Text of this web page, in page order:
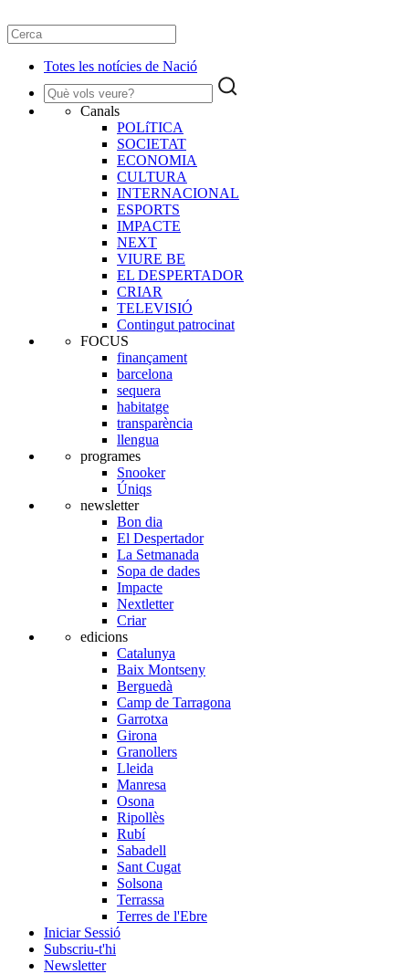
Totes les notícies de Nació
Canals
POLíTICA
SOCIETAT
ECONOMIA
CULTURA
INTERNACIONAL
ESPORTS
IMPACTE
NEXT
VIURE BE
EL DESPERTADOR
CRIAR
TELEVISIÓ
Contingut patrocinat
FOCUS
finançament
barcelona
sequera
habitatge
transparència
llengua
programes
Snooker
Úniqs
newsletter
Bon dia
El Despertador
La Setmanada
Sopa de dades
Impacte
Nextletter
Criar
edicions
Catalunya
Baix Montseny
Berguedà
Camp de Tarragona
Garrotxa
Girona
Granollers
Lleida
Manresa
Osona
Ripollès
Rubí
Sabadell
Sant Cugat
Solsona
Terrassa
Terres de l'Ebre
Iniciar Sessió
Subscriu-t'hi
Newsletter